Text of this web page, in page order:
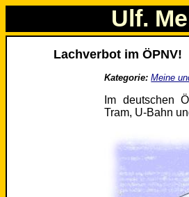
Ulf.
Lachverbot im ÖPNV!
Kategorie: Meine
Im deutschen
Tram, U-Bahn